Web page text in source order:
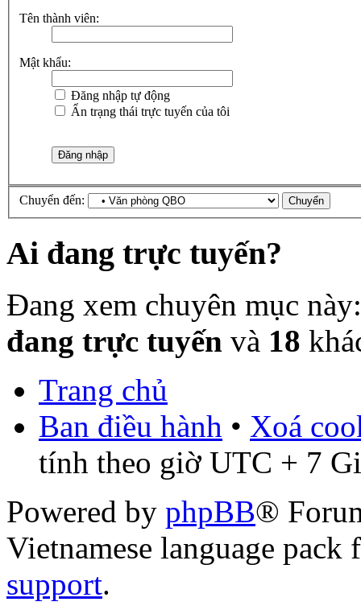
Tên thành viên:
Mật khẩu:
Đăng nhập tự động
Ẩn trạng thái trực tuyến của tôi
Chuyển đến:
Ai đang trực tuyến?
Đang xem chuyên mục
đang trực tuyến và 18
Trang chủ
Ban điều hành • Xoá
tính theo giờ UTC + 7
Powered by phpBB®
Vietnamese language
support.